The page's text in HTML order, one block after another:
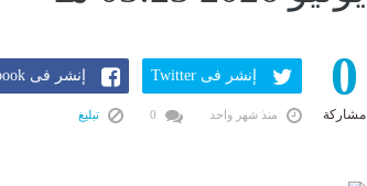
0
مشاركة
إنشر فى Twitter إنشر فى Facebook
منذ شهر واحد تبليغ